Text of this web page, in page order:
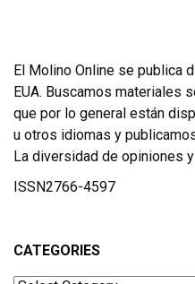
El Molino Online se publica
EUA. Buscamos materiales
que por lo general están
u otros idiomas y
La diversidad de opiniones
ISSN2766-4597
CATEGORIES